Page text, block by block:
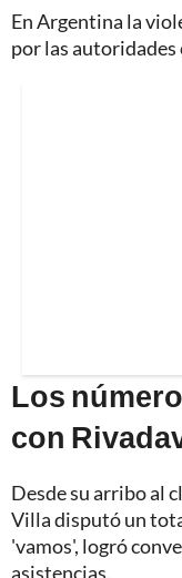
En Argentina la
por las
Los
con
Desde su arribo al
Villa disputó un
'vamos', logró
asistencias.